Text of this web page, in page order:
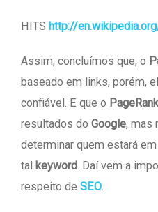
HITS http://
Assim, concluímos que, o
baseado em links, porém,
confiável. E que o PageRank
resultados do Google, mas
determinar quem estará
tal keyword. Daí vem a
respeito de SEO.